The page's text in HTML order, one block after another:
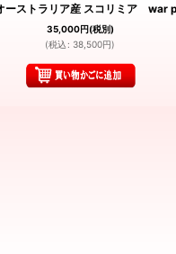
ーストラリア産 スコリミア war
35,000円(税別)
(税込 : 38,500円)